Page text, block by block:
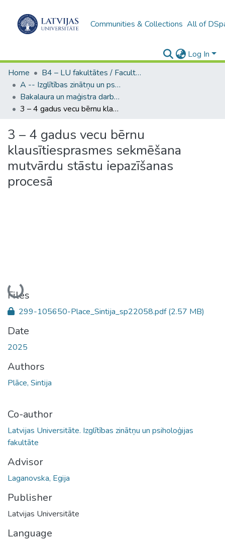
Communities & Collections All of
Log In
Home
B4 – LU fakultātes / Faculties of the UL
A -- Izglītības zinātņu un psiholoģijas fakultāte / Faculty of Education Sciences and Psychology
Bakalaura un maģistra darbi (PPMF) / Bachelor's and Master's theses
3 – 4 gadus vecu bērnu klausītiesprasmes sekmēšana mutvārdu stāstu iepazīšanas procesā
3 – 4 gadus vecu bērnu
klausītiesprasmes sekmēšana
mutvārdu stāstu iepazīšanas
procesā
Loading...
Files
299-105650-Place_Sintija_sp22058.pdf(2.57 MB)
Date
2025
Authors
Plāce, Sintija
Co-author
Latvijas Universitāte. Izglītības zinātņu un psiholoģijas
fakultāte
Advisor
Laganovska, Egija
Publisher
Latvijas Universitāte
Language